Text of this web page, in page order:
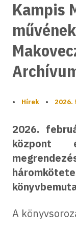
Kampis
• Hírek • 2026.
2026.
központ
A